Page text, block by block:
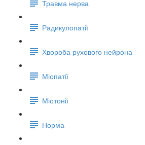
Травма нерва
Радикулопатії
Хвороба рухового нейрона
Міопатії
Міотонії
Норма